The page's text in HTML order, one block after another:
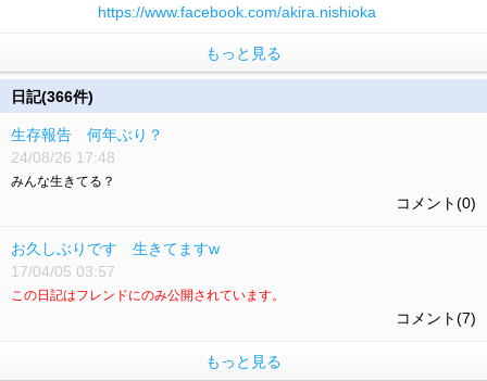
https://www.facebook.com/akira.nishioka
もっと見る
日記(366件)
生存報告 何年ぶり？
24/08/26 17:48
みんな生きてる？
コメント(0)
お久しぶりです 生きてますw
17/04/05 03:57
この日記はフレンドにのみ公開されています。
コメント(7)
もっと見る